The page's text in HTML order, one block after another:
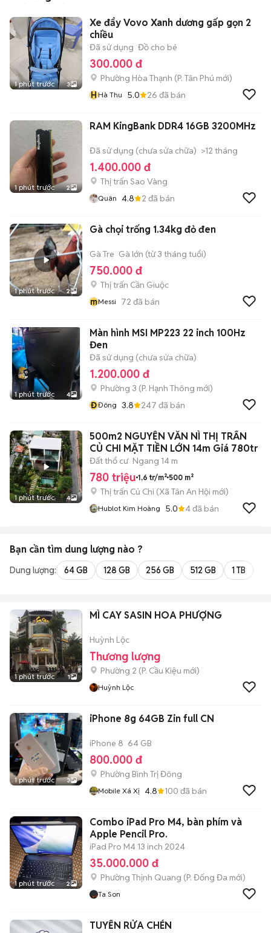
1 phút trước 3
Xe đẩy Vovo Xanh dương gấp gọn 2
chiều
Đã sử dụng Đồ cho bé
300.000 đ
Phường Hòa Thạnh (P. Tân Phú mới)
HHà Thu 5.0 26 đã bán
1 phút trước 2
RAM KingBank DDR4 16GB 3200MHz
Đã sử dụng (chưa sửa chữa) >12 tháng
1.400.000 đ
Thị trấn Sao Vàng
Quân 4.8 2 đã bán
1 phút trước 2
Gà chọi trống 1.34kg đỏ đen
Gà Tre Gà lớn (từ 3 tháng tuổi)
750.000 đ
Thị trấn Cần Giuộc
mMessi 72 đã bán
1 phút trước 4
Màn hình MSI MP223 22 inch 100Hz
Đen
Đã sử dụng (chưa sửa chữa)
1.200.000 đ
Phường 3 (P. Hạnh Thông mới)
ĐĐông 3.8 247 đã bán
1 phút trước 4
500m2 NGUYỄN VĂN NÌ THỊ TRẤN
CỦ CHI MẶT TIỀN LỚN 14m Giá 780tr
Đất thổ cư Ngang 14 m
780 triệu 1,6 tr/m² 500 m²
Thị trấn Củ Chi (Xã Tân An Hội mới)
Hublot Kim Hoàng 5.0 4đã bán
Bạn cần tìm dung lượng nào ?
Dung lượng: 64 GB 128 GB 256 GB 512 GB 1 TB
1 phút trước 1
MÌ CAY SASIN HOA PHƯỢNG
Huỳnh Lộc
Thương lượng
Phường 2 (P. Cầu Kiệu mới)
Huỳnh Lộc
1 phút trước 3
iPhone 8g 64GB Zin full CN
iPhone 8 64 GB
800.000 đ
Phường Bình Trị Đông
Mobile Xá Xị 4.8 100 đã bán
1 phút trước 2
Combo iPad Pro M4, bàn phím và
Apple Pencil Pro.
iPad Pro M4 13 inch 2024
35.000.000 đ
Phường Thịnh Quang (P. Đống Đa mới)
Ta Son
TUYỂN RỬA CHÉN